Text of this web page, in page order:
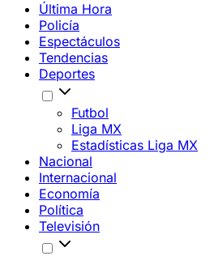
Última Hora
Policía
Espectáculos
Tendencias
Deportes
Futbol
Liga MX
Estadísticas Liga MX
Nacional
Internacional
Economía
Política
Televisión